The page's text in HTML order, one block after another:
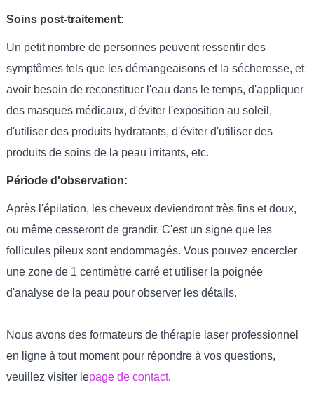
Soins post-traitement:
Un petit nombre de personnes peuvent ressentir des
symptômes tels que les démangeaisons et la sécheresse, et
avoir besoin de reconstituer l'eau dans le temps, d'appliquer
des masques médicaux, d'éviter l'exposition au soleil,
d'utiliser des produits hydratants, d'éviter d'utiliser des
produits de soins de la peau irritants, etc.
Période d'observation:
Après l'épilation, les cheveux deviendront très fins et doux,
ou même cesseront de grandir. C'est un signe que les
follicules pileux sont endommagés. Vous pouvez encercler
une zone de 1 centimètre carré et utiliser la poignée
d'analyse de la peau pour observer les détails.
Nous avons des formateurs de thérapie laser professionnel
en ligne à tout moment pour répondre à vos questions,
veuillez visiter lepage de contact.